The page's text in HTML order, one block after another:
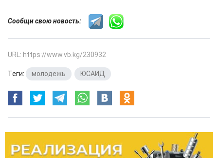
Сообщи свою новость:
URL: https://www.vb.kg/230932
Теги: молодежь ЮСАИД